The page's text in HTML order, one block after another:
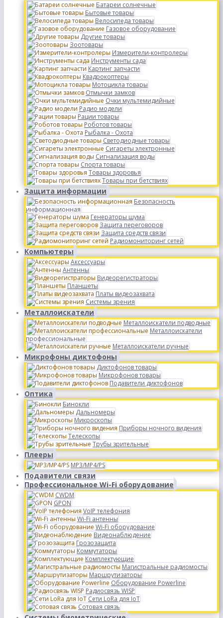
Батареи солнечные
Бытовые товары
Велосипеда товары
Газовое оборудование
Другие товары
Зоотовары
Измерители-контролеры
Инструменты сада
Картинг запчасти
Квадрокоптеры
Мотоцикла товары
Отмычки замков
Очки мультемидийные
Радио модели
Рации товары
Роботов товары
Рыбалка - Охота
Светодиодные товары
Сигареты электронные
Сигнализация воды
Спорта товары
Товары здоровья
Товары при бетствиях
Защита информации
Безопасность
информационная
Генераторы шума
Защита переговоров
Защита средств связи
Радиомониторинг сетей
Компьютеры
Аксессуары
Антенны
Видеорегистраторы
Планшеты
Платы видеозахвата
Системы зрения
Металлоискатели
Металлоискатели подводные
Металлоискатели
профессиональные
Металлоискатели ручные
Микрофоны диктофоны
Диктофонов товары
Микрофонов товары
Подавители диктофонов
Оптика
Бинокли
Дальномеры
Микроскопы
Приборы ночного видения
Телескопы
Трубы зрительные
Плееры
MP3/MP4/PS
Подавители связи
Профессиональное Wi-Fi оборудование
CWDM
GPON
VoIP телефония
Wi-Fi антенны
Wi-Fi оборудование
Видеонаблюдение
Грозозащита
Коммутаторы
Комплектующие
Магистральные радиомосты
Маршрутизаторы
Оборудование Powerline
Радиосвязь WISP
Сети LoRa для IoT
Сотовая связь